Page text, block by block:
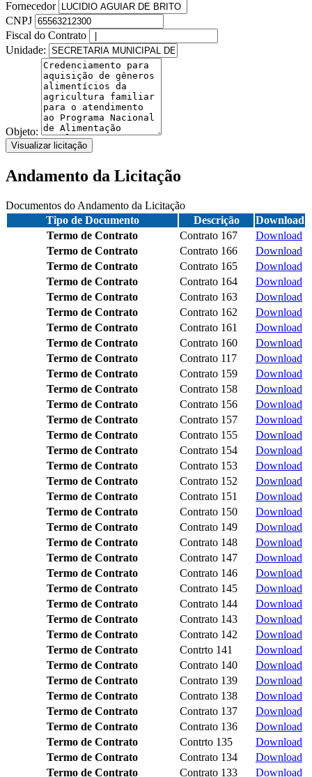
Fornecedor
CNPJ
Fiscal do Contrato
Unidade:
Objeto:
Visualizar licitação
Andamento da Licitação
Documentos do Andamento da Licitação
Tipo de Documento
Descrição
Download
Termo de Contrato
Contrato 167
Download
Termo de Contrato
Contrato 166
Download
Termo de Contrato
Contrato 165
Download
Termo de Contrato
Contrato 164
Download
Termo de Contrato
Contrato 163
Download
Termo de Contrato
Contrato 162
Download
Termo de Contrato
Contrato 161
Download
Termo de Contrato
Contrato 160
Download
Termo de Contrato
Contrato 117
Download
Termo de Contrato
Contrato 159
Download
Termo de Contrato
Contrato 158
Download
Termo de Contrato
Contrato 156
Download
Termo de Contrato
Contrato 157
Download
Termo de Contrato
Contrato 155
Download
Termo de Contrato
Contrato 154
Download
Termo de Contrato
Contrato 153
Download
Termo de Contrato
Contrato 152
Download
Termo de Contrato
Contrato 151
Download
Termo de Contrato
Contrato 150
Download
Termo de Contrato
Contrato 149
Download
Termo de Contrato
Contrato 148
Download
Termo de Contrato
Contrato 147
Download
Termo de Contrato
Contrato 146
Download
Termo de Contrato
Contrato 145
Download
Termo de Contrato
Contrato 144
Download
Termo de Contrato
Contrato 143
Download
Termo de Contrato
Contrato 142
Download
Termo de Contrato
Contrto 141
Download
Termo de Contrato
Contrato 140
Download
Termo de Contrato
Contrato 139
Download
Termo de Contrato
Contrato 138
Download
Termo de Contrato
Contrato 137
Download
Termo de Contrato
Contrato 136
Download
Termo de Contrato
Contrto 135
Download
Termo de Contrato
Contrato 134
Download
Termo de Contrato
Contrato 133 Download